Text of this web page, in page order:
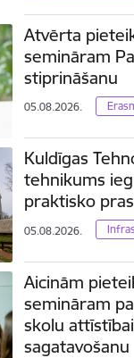
Atvērta
semināram
stiprināšanu
05.08.2026.
Kuldīgas
tehnikums
praktisko
05.08.2026.
Aicinām
semināram
skolu
sagatavošanu